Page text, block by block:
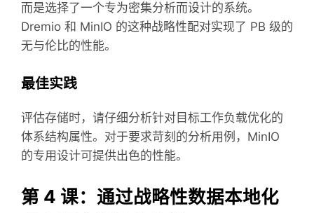
而是选择了一个专为密集分析而设计的系统。
Dremio 和 MinIO 的这种战略性配对实现了 PB 级的
无与伦比的性能。
最佳实践
评估存储时，请仔细分析针对目标工作负载优化的
体系结构属性。对于要求苛刻的分析用例，MinIO
的专用设计可提供出色的性能。
第 4 课：通过战略性数据本地化